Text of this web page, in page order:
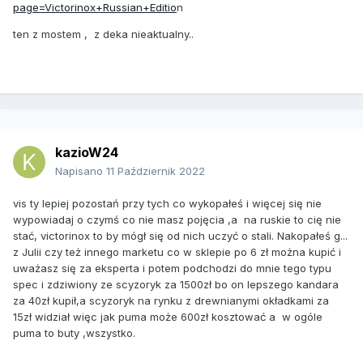
page=Victorinox+Russian+Edition
ten z mostem , z deka nieaktualny..
kazioW24
Napisano 11 Październik 2022
vis ty lepiej pozostań przy tych co wykopałeś i więcej się nie
wypowiadaj o czymś co nie masz pojęcia ,a na ruskie to cię nie
stać, victorinox to by mógł się od nich uczyć o stali. Nakopałeś g...
z Julii czy też innego marketu co w sklepie po 6 zł można kupić i
uważasz się za eksperta i potem podchodzi do mnie tego typu
spec i zdziwiony ze scyzoryk za 1500zł bo on lepszego kandara
za 40zł kupił,a scyzoryk na rynku z drewnianymi okładkami za
15zł widział więc jak puma może 600zł kosztować a w ogóle
puma to buty ,wszystko.